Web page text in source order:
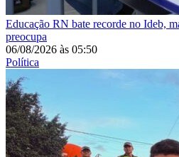
Educação RN bate recorde no Ideb,
preocupa
06/08/2026 às 05:50
Política